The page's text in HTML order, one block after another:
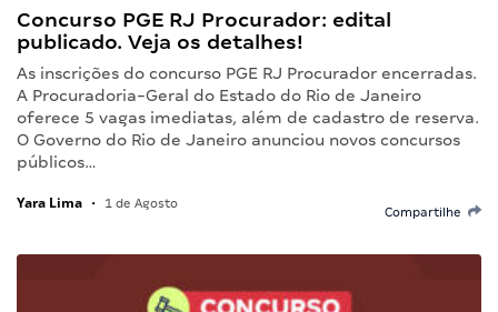
Concurso PGE RJ Procurador: edital
publicado. Veja os detalhes!
As inscrições do concurso PGE RJ Procurador encerradas.
A Procuradoria-Geral do Estado do Rio de Janeiro
oferece 5 vagas imediatas, além de cadastro de reserva.
O Governo do Rio de Janeiro anunciou novos concursos
públicos…
Yara Lima • 1 de Agosto
Compartilhe